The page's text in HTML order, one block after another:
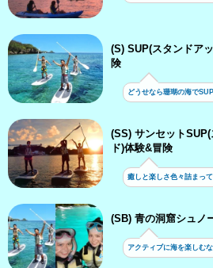
(S) SUP(スタンドア
険
どうせなら珊瑚の海で
(SS) サンセット
ド)体験&冒険
癒しと楽しさ色々詰まって
(SB) 青の洞窟シュノ
アクティブに海を楽しむ